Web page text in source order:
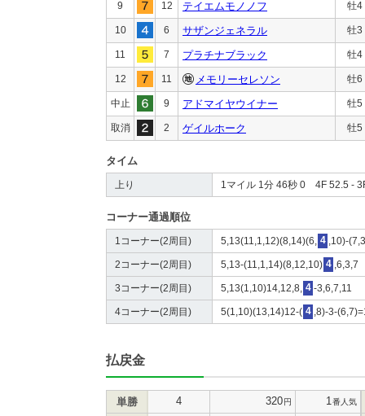
9 12 テイエムモノノフ 牡4
10 6 サザンジェネラル 牡3
11 7 プラチナブラック 牡4
12 11 メモリーセレソン 牡6
中止 9 アドマイヤウイナー 牡5
取消 2 ゲイルホーク 牡5
タイム
上り 1マイル 1分 46秒 0 4F 52.5 -
コーナー通過順位
1コーナー(2周目) 5,13(11,1,12)(8,14)(6, 4 ,10)-
2コーナー(2周目) 5,13-(11,1,14)(8,12,10) 4 ,6,3,7
3コーナー(2周目) 5,13(1,10)14,12,8, 4 -3,6,7,11
4コーナー(2周目) 5(1,10)(13,14)12-( 4 ,8)-3-
払戻金
単勝 4 320円 1 番人気